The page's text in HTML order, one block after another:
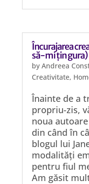
Încurajarea
să-mi țin gura)
by Andreea
Creativitate,
Înainte de a
propriu-zis,
noua
din când în
blogul lui
modalități
pentru fiul
Am găsit